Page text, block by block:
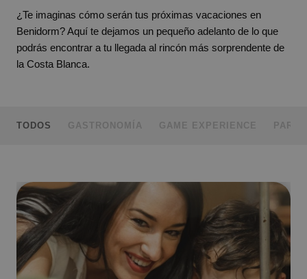
¿Te imaginas cómo serán tus próximas vacaciones en
Benidorm? Aquí te dejamos un pequeño adelanto de lo que
podrás encontrar a tu llegada al rincón más sorprendente de
la Costa Blanca.